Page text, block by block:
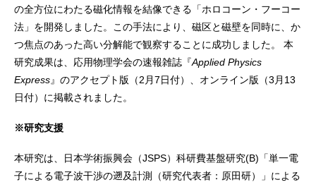
の全方位にわたる磁化情報を結像できる「ホロコーン・フーコー
法」を開発しました。この手法により、磁区と磁壁を同時に、か
つ焦点のあった高い分解能で観察することに成功しました。 本
研究成果は、応用物理学会の速報雑誌『Applied Physics
Express』のアクセプト版（2月7日付）、オンライン版（3月13
日付）に掲載されました。
※研究支援
本研究は、日本学術振興会（JSPS）科研費基盤研究(B)「単一電
子による電子波干渉の遡及計測（研究代表者：原田研）」による